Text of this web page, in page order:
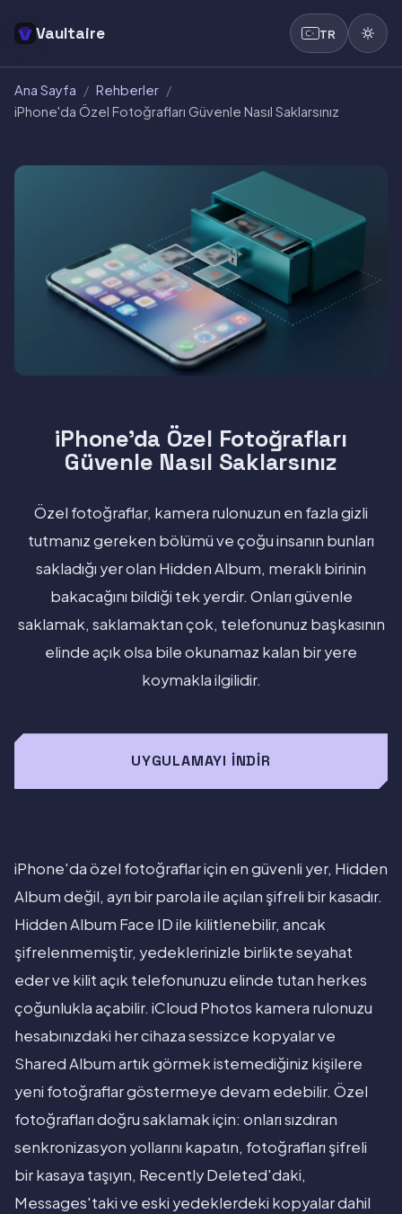
Vaultaire TR
Ana Sayfa / Rehberler /
iPhone'da Özel Fotoğrafları Güvenle Nasıl Saklarsınız
iPhone'da Özel Fotoğrafları
Güvenle Nasıl Saklarsınız
Özel fotoğraflar, kamera rulonuzun en fazla gizli
tutmanız gereken bölümü ve çoğu insanın bunları
sakladığı yer olan Hidden Album, meraklı birinin
bakacağını bildiği tek yerdir. Onları güvenle
saklamak, saklamaktan çok, telefonunuz başkasının
elinde açık olsa bile okunamaz kalan bir yere
koymakla ilgilidir.
UYGULAMAYI İNDIR
iPhone'da özel fotoğraflar için en güvenli yer, Hidden
Album değil, ayrı bir parola ile açılan şifreli bir kasadır.
Hidden Album Face ID ile kilitlenebilir, ancak
şifrelenmemiştir, yedeklerinizle birlikte seyahat
eder ve kilit açık telefonunuzu elinde tutan herkes
çoğunlukla açabilir. iCloud Photos kamera rulonuzu
hesabınızdaki her cihaza sessizce kopyalar ve
Shared Album artık görmek istemediğiniz kişilere
yeni fotoğraflar göstermeye devam edebilir. Özel
fotoğrafları doğru saklamak için: onları sızdıran
senkronizasyon yollarını kapatın, fotoğrafları şifreli
bir kasaya taşıyın, Recently Deleted'daki,
Messages'taki ve eski yedeklerdeki kopyalar dahil